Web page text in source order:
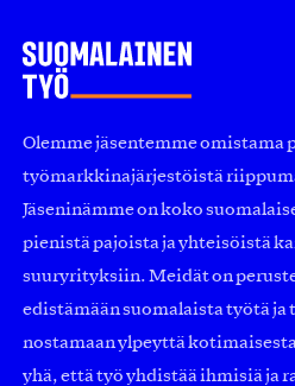
Olemme jäsentemme omistama
työmarkkinajärjestöistä
Jäseninämme on koko
pienistä pajoista ja yhteisöistä
suuryrityksiin. Meidät on
edistämään suomalaista työtä ja
nostamaan ylpeyttä
yhä, että työ yhdistää ihmisiä ja